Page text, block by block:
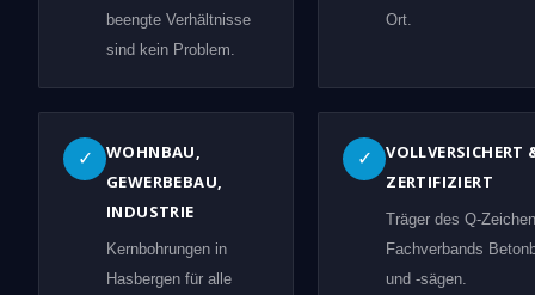
beengte Verhältnisse
sind kein Problem.
Ort.
✓
WOHNBAU,
GEWERBEBAU,
INDUSTRIE
Kernbohrungen in
Hasbergen für alle
✓
VOLLVERSICHERT
ZERTIFIZIERT
Träger des Q-
Fachverbands
und -sägen.